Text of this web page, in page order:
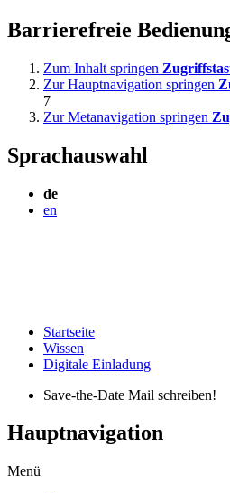
Barrierefreie
Zum Inhalt springen
Zur Hauptnavigation springen
7
Zur Metanavigation springen
Sprachauswahl
de
en
Startseite
Wissen
Digitale Einladung
Save-the-Date Mail schreiben!
Hauptnavigation
Menü